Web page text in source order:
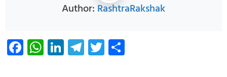
Author: RashtraRakshak
Facebook
WhatsApp
LinkedIn
Telegram
Twitter